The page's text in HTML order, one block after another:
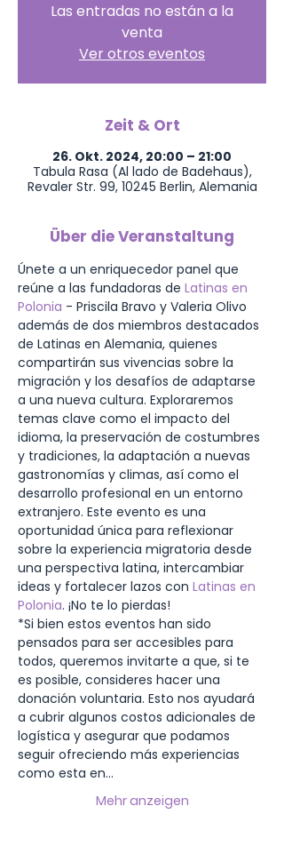
Las entradas no están a la
venta
Ver otros eventos
Zeit & Ort
26. Okt. 2024, 20:00 – 21:00
Tabula Rasa (Al lado de Badehaus),
Revaler Str. 99, 10245 Berlin, Alemania
Über die Veranstaltung
Únete a un enriquecedor panel que
reúne a las fundadoras de Latinas en
Polonia - Priscila Bravo y Valeria Olivo
además de dos miembros destacados
de Latinas en Alemania, quienes
compartirán sus vivencias sobre la
migración y los desafíos de adaptarse
a una nueva cultura. Exploraremos
temas clave como el impacto del
idioma, la preservación de costumbres
y tradiciones, la adaptación a nuevas
gastronomías y climas, así como el
desarrollo profesional en un entorno
extranjero. Este evento es una
oportunidad única para reflexionar
sobre la experiencia migratoria desde
una perspectiva latina, intercambiar
ideas y fortalecer lazos con Latinas en
Polonia. ¡No te lo pierdas!
*Si bien estos eventos han sido
pensados para ser accesibles para
todos, queremos invitarte a que, si te
es posible, consideres hacer una
donación voluntaria. Esto nos ayudará
a cubrir algunos costos adicionales de
logística y asegurar que podamos
seguir ofreciendo más experiencias
como esta en…
Mehr anzeigen